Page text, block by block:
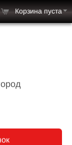
Корзина пуста